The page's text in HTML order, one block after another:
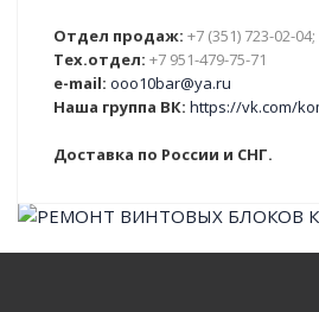
Отдел продаж: +7 (351) 723-02-04;
Тех.отдел: +7 951-479-75-71
e-mail: ooo10bar@ya.ru
Наша группа ВК: https://vk.com/
Доставка по России и СНГ.